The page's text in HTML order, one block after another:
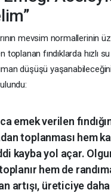
mevsim normallerinin
toplanan fındıklarda hızlı su
düşüşü
emek verilen
toplanması hem
kayba yol açar.
hem de
artışı, üreticiye